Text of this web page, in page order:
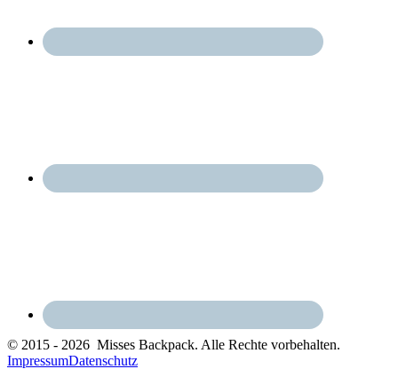
© 2015 - 2026 Misses Backpack. Alle Rechte vorbehalten.
ImpressumDatenschutz